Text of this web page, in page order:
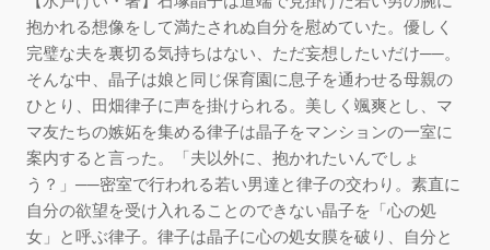
抱かれる想像をして満たされぬ自分を慰めていた。優しく
完璧な夫を裏切る気持ちはない、ただ妄想したいだけ──。
そんな中、晶子は娘と同じ保育園に息子を通わせる母親の
ひとり、田畑律子に声を掛けられる。美しく颯爽とし、マ
マ友たちの嫉妬を集める律子は晶子をマンションの一室に
案内すると言った。「夫以外に、抱かれたいんでしょ
う？」──密室で行われる若い男達と律子の交わり。素直に
自分の欲望を受け入れることのできない晶子を「心の処
女」と呼ぶ律子。律子は晶子に心の処女膜を破り、自分と